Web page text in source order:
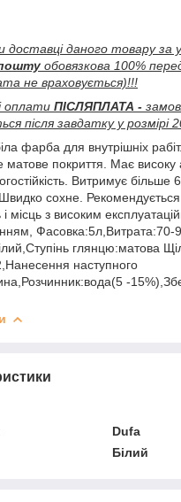
даного товару за
обовязкова 100%
не враховується)!!!
оплати ПІСЛЯПЛАТА -
після завдатку у розмірі
фарба для внутрішніх
матове покриття. Має високу
Витримує більше
сохне.
місць з високим
Фасовка:5л,Витрата:70-
глянцю:матова
наступного
-
Dufa
Білий